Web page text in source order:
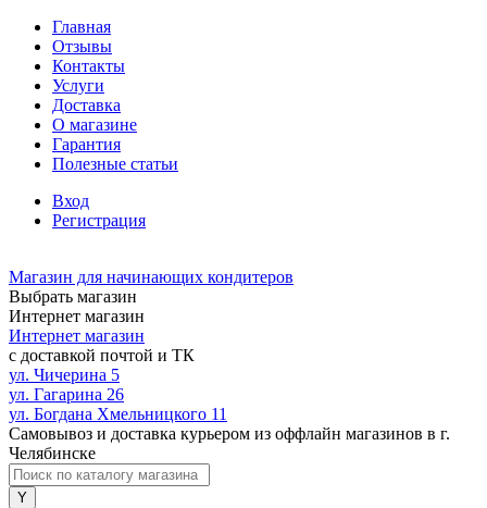
Главная
Отзывы
Контакты
Услуги
Доставка
О магазине
Гарантия
Полезные статьи
Вход
Регистрация
Магазин для начинающих кондитеров
Выбрать магазин
Интернет магазин
Интернет магазин
с доставкой почтой и ТК
ул. Чичерина 5
ул. Гагарина 26
ул. Богдана Хмельницкого 11
Самовывоз и доставка курьером из оффлайн магазинов в г.
Челябинске